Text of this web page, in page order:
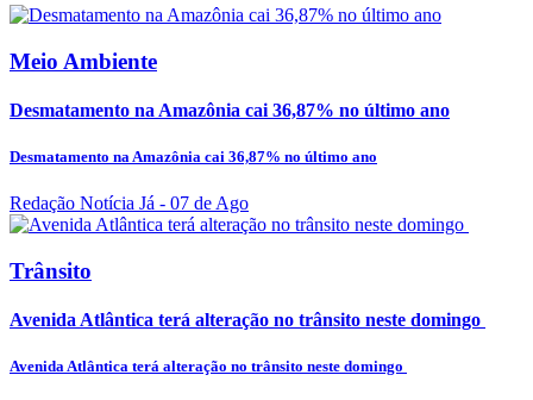
Meio Ambiente
Desmatamento na Amazônia cai 36,87% no último ano
Desmatamento na Amazônia cai 36,87% no último ano
Redação Notícia Já - 07 de Ago
Trânsito
Avenida Atlântica terá alteração no trânsito neste domingo
Avenida Atlântica terá alteração no trânsito neste domingo